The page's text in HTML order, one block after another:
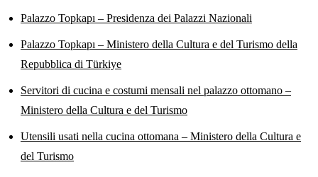
Palazzo Topkapı – Presidenza dei Palazzi Nazionali
Palazzo Topkapı – Ministero della Cultura e del Turismo della
Repubblica di Türkiye
Servitori di cucina e costumi mensali nel palazzo ottomano –
Ministero della Cultura e del Turismo
Utensili usati nella cucina ottomana – Ministero della Cultura e
del Turismo